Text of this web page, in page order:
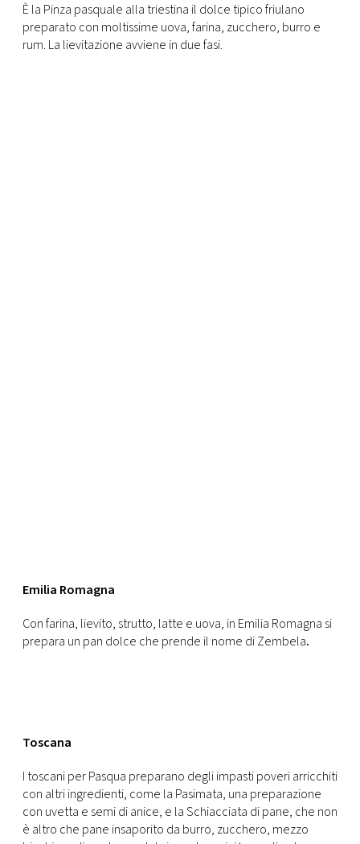
È la Pinza pasquale alla triestina il dolce tipico friulano
preparato con moltissime uova, farina, zucchero, burro e
rum. La lievitazione avviene in due fasi.
Emilia Romagna
Con farina, lievito, strutto, latte e uova, in Emilia Romagna si
prepara un pan dolce che prende il nome di Zembela.
Toscana
I toscani per Pasqua preparano degli impasti poveri arricchiti
con altri ingredienti, come la Pasimata, una preparazione
con uvetta e semi di anice, e la Schiacciata di pane, che non
è altro che pane insaporito da burro, zucchero, mezzo